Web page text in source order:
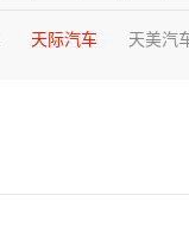
天际汽车 天美汽